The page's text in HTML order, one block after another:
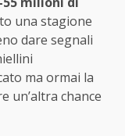
una stagione
dare segnali
ma ormai la
un’altra chance